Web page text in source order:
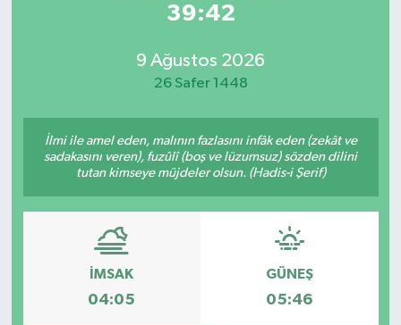
39:42
9 Ağustos 2026
26 Safer 1448
İlmi ile amel eden, malının fazlasını infâk eden (zekât ve
sadakasını veren), fuzûlî (boş ve lüzumsuz) sözden dilini
tutan kimseye müjdeler olsun. (Hadis-i Şerif)
İMSAK
04:05
GÜNEŞ
05:46
Son Dakika Haberleri